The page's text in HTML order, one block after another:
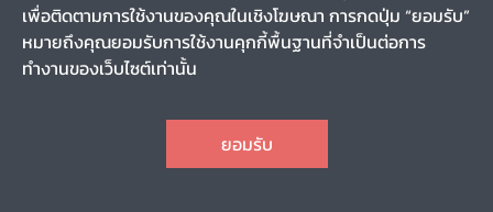
0-0-20.2
-
3
-
2,950,000
เพื่อติดตามการใช้งานของคุณในเชิงโฆษณา การกดปุ่ม “ยอมรับ”
หมายถึงคุณยอมรับการใช้งานคุกกี้พื้นฐานที่จำเป็นต่อการ
ทำงานของเว็บไซต์เท่านั้น
ยอมรับ